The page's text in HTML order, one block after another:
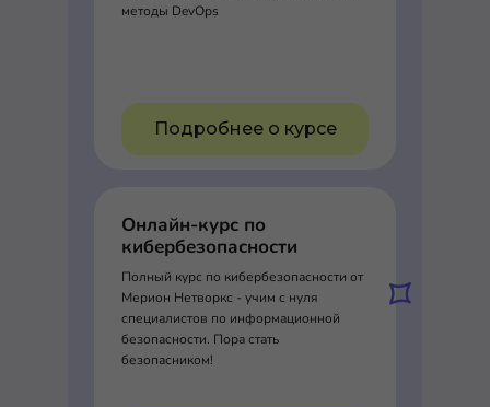
методы DevOps
Подробнее о курсе
Онлайн-курс по
кибербезопасности
Полный курс по кибербезопасности от
Мерион Нетворкс - учим с нуля
специалистов по информационной
безопасности. Пора стать
безопасником!